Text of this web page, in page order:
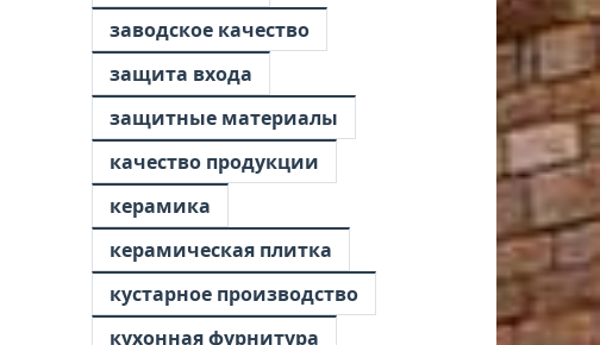
заводское качество
защита входа
защитные материалы
качество продукции
керамика
керамическая плитка
кустарное производство
кухонная фурнитура